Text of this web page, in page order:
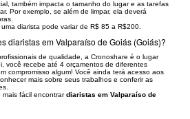
também impacta o tamanho do lugar e as tarefas
Por exemplo, se além de limpar, ela deverá
diarista pode variar de R$ 85 a R$200.
diaristas em Valparaíso de Goiás (Goiás)?
de qualidade, a Cronoshare é o lugar
você recebe até 4 orçamentos de diferentes
compromisso algum! Você ainda terá acesso aos
mais sobre seus trabalhos e conferir as
mais fácil encontrardiaristas em Valparaíso de